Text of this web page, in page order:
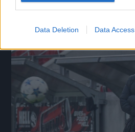
Data Deletion Data Access